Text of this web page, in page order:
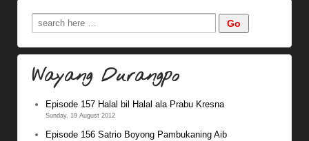
Wayang Durangpo
Episode 157 Halal bil Halal ala Prabu Kresna
Sunday, 19 August 2012
Episode 156 Satrio Boyong Pambukaning Aib